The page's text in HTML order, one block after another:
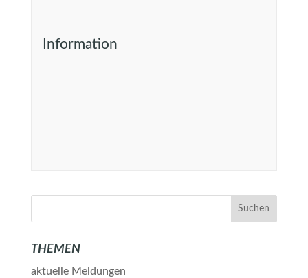
Information
THEMEN
aktuelle Meldungen